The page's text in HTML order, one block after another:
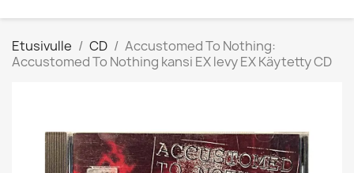
Etusivulle CD
Accustomed To Nothing:
Accustomed To Nothing kansi EX levy EX Käytetty CD